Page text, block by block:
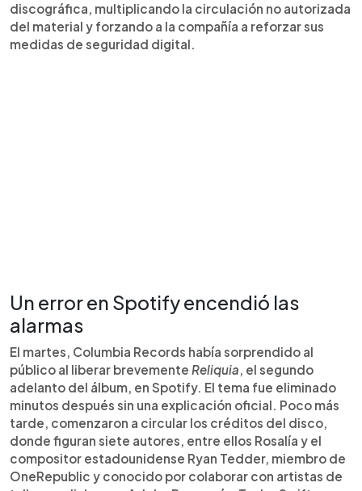
discográfica, multiplicando la circulación no autorizada
del material y forzando a la compañía a reforzar sus
medidas de seguridad digital.
Un error en Spotify encendió las
alarmas
El martes, Columbia Records había sorprendido al
público al liberar brevemente Reliquia, el segundo
adelanto del álbum, en Spotify. El tema fue eliminado
minutos después sin una explicación oficial. Poco más
tarde, comenzaron a circular los créditos del disco,
donde figuran siete autores, entre ellos Rosalía y el
compositor estadounidense Ryan Tedder, miembro de
OneRepublic y conocido por colaborar con artistas de